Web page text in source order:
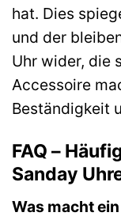
hat. Dies
und der
Uhr wider, die
Accessoire
Beständigkeit
FAQ –
Sanday
Was macht